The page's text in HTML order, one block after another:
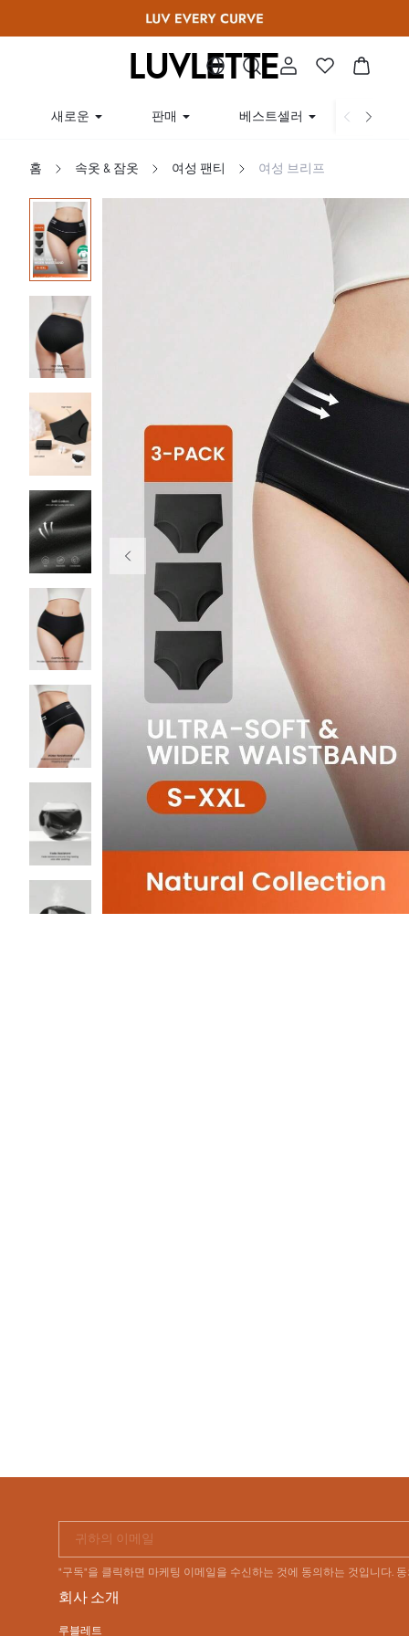
새로운 판매 베스트셀러 곡선
홈 속옷 & 잠옷 여성 팬티 여성 브리프
귀하의 이메일
"구독"을 클릭하면 마케팅 이메일을 수신하는 것에 동의하는 것입니다.
회사 소개
루블레트